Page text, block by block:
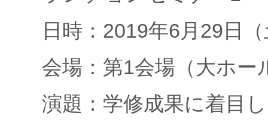
日時：2019年6月29日
会場：第1会場（大ホー
演題：学修成果に着目